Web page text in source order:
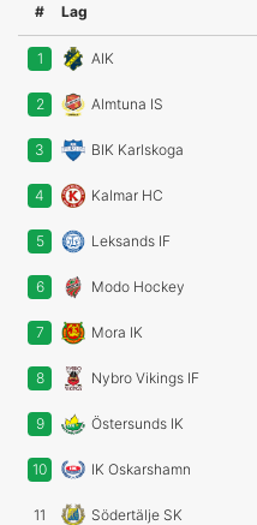
# Lag
1 AIK
2 Almtuna IS
3 BIK Karlskoga
4 Kalmar HC
5 Leksands IF
6 Modo Hockey
7 Mora IK
8 Nybro Vikings IF
9 Östersunds IK
10 IK Oskarshamn
11 Södertälje SK